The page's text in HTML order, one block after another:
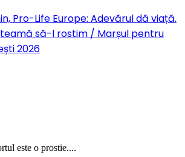
Pro-Life Europe: Adevărul dă viață.
teamă să-l rostim / Marșul pentru
2026
este o prostie....